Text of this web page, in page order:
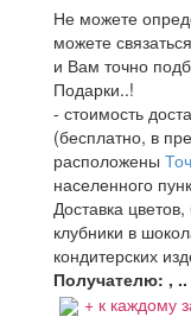
Не можете
можете
и Вам точно
Подарки..!
- стоимость
(бесплатно, в
расположены
населенного
Доставка
клубники в
кондитерских
Получателю: , ..
+ к каждому